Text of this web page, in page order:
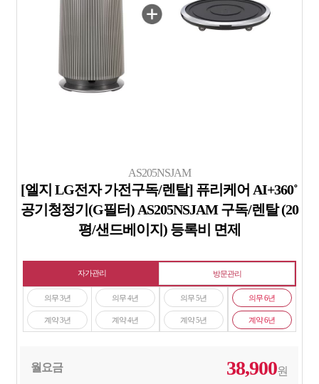
AS205NSJAM
[엘지 LG전자 가전구독/렌탈] 퓨리케어 AI+360˚
공기청정기(G필터) AS205NSJAM 구독/렌탈 (20
평/샌드베이지) 등록비 면제
자가관리 방문관리
의무 3년
계약 3년
의무 4년
계약 4년
의무 5년
계약 5년
의무 6년
계약 6년
월요금 38,900원